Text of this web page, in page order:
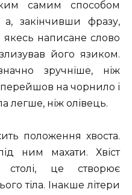
самим способом
закінчивши фразу,
написане слово
його язиком.
зручніше, ніж
на чорнило і
легше, ніж олівець.
положення хвоста.
ним махати. Хвіст
це створює
тіла. Інакше літери